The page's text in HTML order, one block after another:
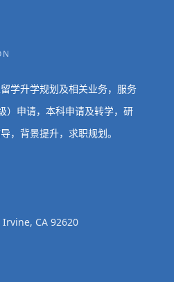
学升学规划及相关业务，服务
）申请，本科申请及转学，研
，背景提升，求职规划。
CA 92620